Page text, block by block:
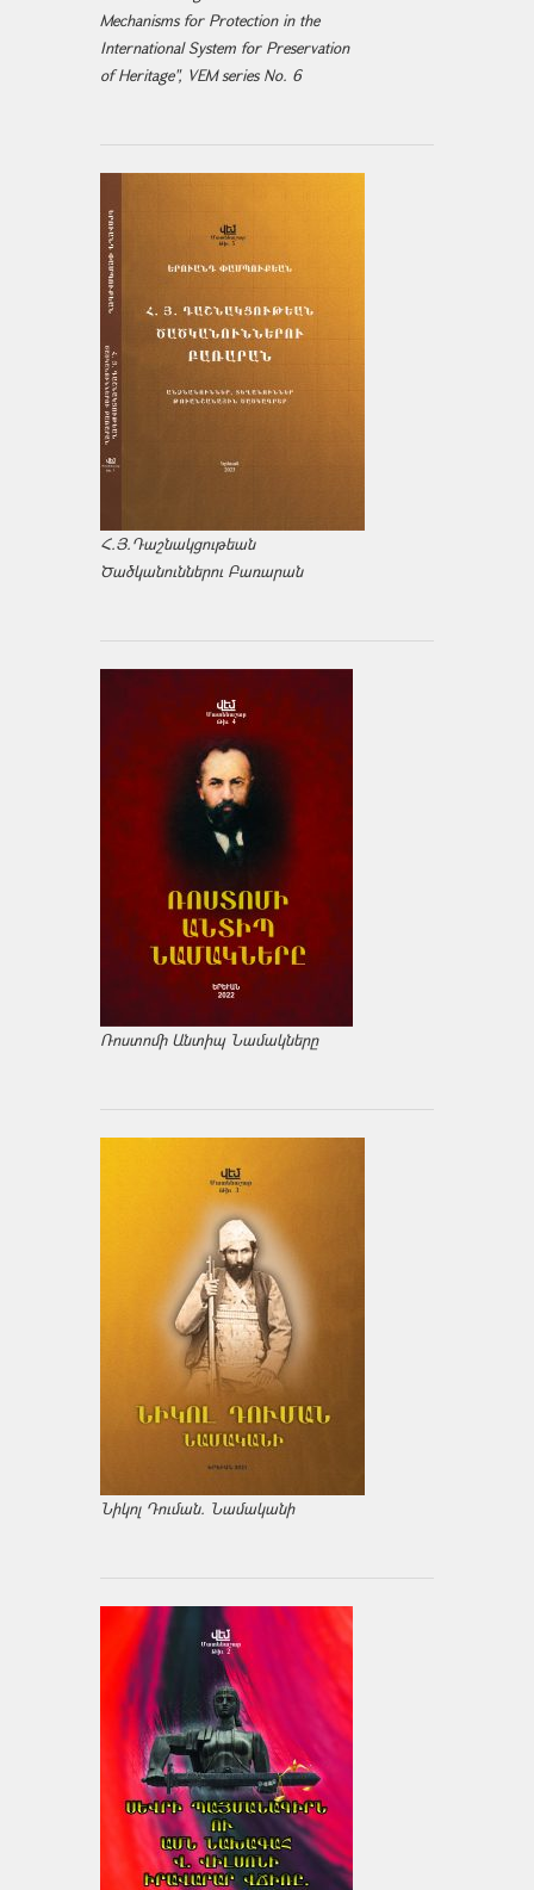
Mechanisms for Protection in the
International System for Preservation
of Heritage", VEM series No. 6
Հ.Յ.Դաշնակցութեան
Ծածկանուններու Բառարան
Ռոստոմի Անտիպ Նամակները
Նիկոլ Դուման. Նամականի